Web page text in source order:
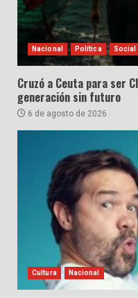
Nacional Política Social
Cruzó a Ceuta para ser
generación sin futuro
6 de agosto de 2026
Cultura Nacional